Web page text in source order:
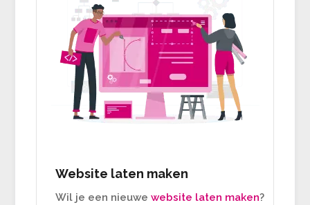
Website laten maken
Wil je een nieuwewebsite laten maken?